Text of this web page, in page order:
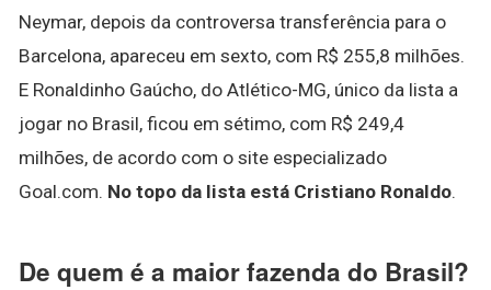
Neymar, depois da controversa transferência para o
Barcelona, apareceu em sexto, com R$ 255,8 milhões.
E Ronaldinho Gaúcho, do Atlético-MG, único da lista a
jogar no Brasil, ficou em sétimo, com R$ 249,4
milhões, de acordo com o site especializado
Goal.com. No topo da lista está Cristiano Ronaldo.
De quem é a maior fazenda do Brasil?